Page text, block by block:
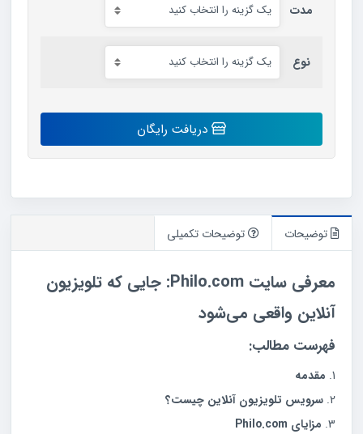
مدت
نوع
اکانت
tv
دریافت رایگان
توضیحات توضیحات تکمیلی
معرفی سایت Philo.com: جایی که تلویزیون
آنلاین واقعی می‌شود
فهرست مطالب:
مقدمه
سرویس تلویزیون آنلاین چیست؟
مزایای Philo.com